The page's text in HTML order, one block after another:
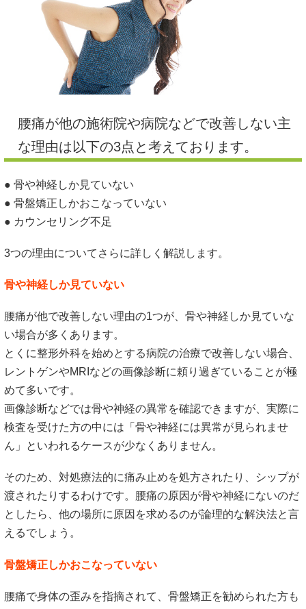
腰痛が他の施術院や病院などで改善しない主
な理由は以下の3点と考えております。
● 骨や神経しか見ていない
● 骨盤矯正しかおこなっていない
● カウンセリング不足
3つの理由についてさらに詳しく解説します。
骨や神経しか見ていない
腰痛が他で改善しない理由の1つが、骨や神経しか見ていな
い場合が多くあります。
とくに整形外科を始めとする病院の治療で改善しない場合、
レントゲンやMRIなどの画像診断に頼り過ぎていることが極
めて多いです。
画像診断などでは骨や神経の異常を確認できますが、実際に
検査を受けた方の中には「骨や神経には異常が見られませ
ん」といわれるケースが少なくありません。
そのため、対処療法的に痛み止めを処方されたり、シップが
渡されたりするわけです。腰痛の原因が骨や神経にないのだ
としたら、他の場所に原因を求めるのが論理的な解決法と言
えるでしょう。
骨盤矯正しかおこなっていない
腰痛で身体の歪みを指摘されて、骨盤矯正を勧められた方も